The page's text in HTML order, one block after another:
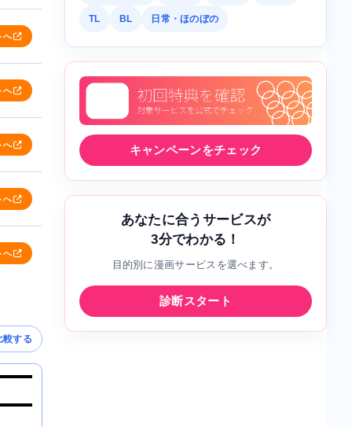
へ
へ
へ
へ
へ
較する
TL BL 日常・ほのぼの
キャンペーンをチェック
あなたに合うサービスが
3分でわかる！
目的別に漫画サービスを選べます。
診断スタート